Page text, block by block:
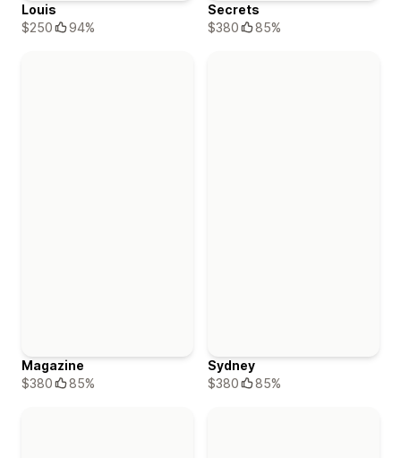
Louis
$250
94%
Secrets
$380
85%
Magazine
$380
85%
Sydney
$380
85%